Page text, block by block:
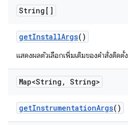
String[]
getInstallArgs()
แสดงผลตัวเลือกเพิ่มเติมของคำสั่งติดตั้ง
Map<String , String>
getInstrumentationArgs()